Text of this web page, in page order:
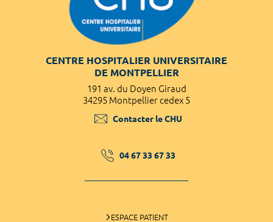
CENTRE HOSPITALIER UNIVERSITAIRE
DE MONTPELLIER
191 av. du Doyen Giraud
34295 Montpellier cedex 5
Contacter le CHU
04 67 33 67 33
ESPACE PATIENT